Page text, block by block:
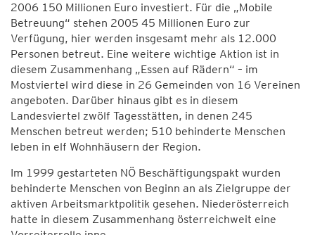
2006 150 Millionen Euro investiert. Für die „Mobile
Betreuung“ stehen 2005 45 Millionen Euro zur
Verfügung, hier werden insgesamt mehr als 12.000
Personen betreut. Eine weitere wichtige Aktion ist in
diesem Zusammenhang „Essen auf Rädern“ – im
Mostviertel wird diese in 26 Gemeinden von 16 Vereinen
angeboten. Darüber hinaus gibt es in diesem
Landesviertel zwölf Tagesstätten, in denen 245
Menschen betreut werden; 510 behinderte Menschen
leben in elf Wohnhäusern der Region.
Im 1999 gestarteten NÖ Beschäftigungspakt wurden
behinderte Menschen von Beginn an als Zielgruppe der
aktiven Arbeitsmarktpolitik gesehen. Niederösterreich
hatte in diesem Zusammenhang österreichweit eine